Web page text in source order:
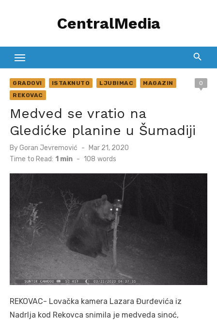
CentralMedia
GRADOVI ISTAKNUTO LJUBIMAC
MAGAZIN
REKOVAC
0
Medved se vratio na
Gledićke planine u Šumadiji
ByGoran Jevremović
Posted
on
Mar 21, 2020
Time to Read: 1 min - 108 words
REKOVAC- Lovačka kamera Lazara Đurđevića iz
Nadrlja kod Rekovca snimila je medveda sinoć,